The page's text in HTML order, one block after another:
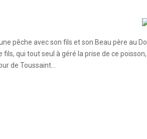
pêche avec son fils et son Beau père au
qui tout seul à géré la prise de ce
de Toussaint…